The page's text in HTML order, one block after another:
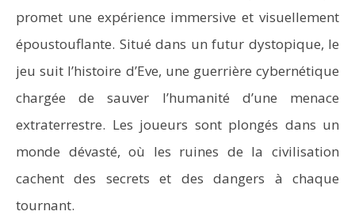
promet une expérience immersive et visuellement
époustouflante. Situé dans un futur dystopique, le
jeu suit l’histoire d’Eve, une guerrière cybernétique
chargée de sauver l’humanité d’une menace
extraterrestre. Les joueurs sont plongés dans un
monde dévasté, où les ruines de la civilisation
cachent des secrets et des dangers à chaque
tournant.